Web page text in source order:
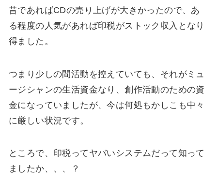
昔であればCDの売り上げが大きかったので、あ
る程度の人気があれば印税がストック収入となり
得ました。
つまり少しの間活動を控えていても、それがミュ
ージシャンの生活資金なり、創作活動のための資
金になっていましたが、今は何処もかしこも中々
に厳しい状況です。
ところで、印税ってヤバいシステムだって知って
ましたか、、、？